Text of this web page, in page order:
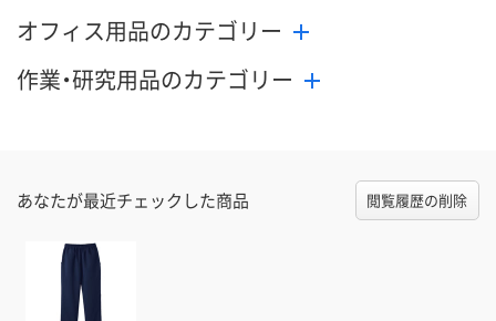
オフィス用品のカテゴリー
作業・研究用品のカテゴリー
あなたが最近チェックした商品 閲覧履歴の削除